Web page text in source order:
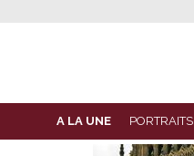
A LA UNE PORTRAITS